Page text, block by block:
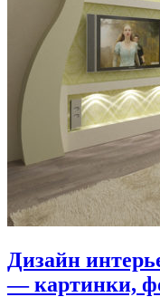
Дизайн
— картинки,